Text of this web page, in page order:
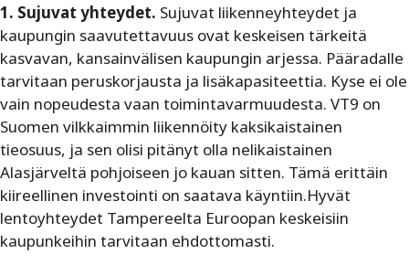
1. Sujuvat yhteydet. Sujuvat liikenneyhteydet ja
kaupungin saavutettavuus ovat keskeisen tärkeitä
kasvavan, kansainvälisen kaupungin arjessa. Pääradalle
tarvitaan peruskorjausta ja lisäkapasiteettia. Kyse ei ole
vain nopeudesta vaan toimintavarmuudesta. VT9 on
Suomen vilkkaimmin liikennöity kaksikaistainen
tieosuus, ja sen olisi pitänyt olla nelikaistainen
Alasjärveltä pohjoiseen jo kauan sitten. Tämä erittäin
kiireellinen investointi on saatava käyntiin.Hyvät
lentoyhteydet Tampereelta Euroopan keskeisiin
kaupunkeihin tarvitaan ehdottomasti.